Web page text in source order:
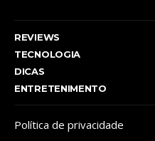
REVIEWS
TECNOLOGIA
DICAS
ENTRETENIMENTO
Política de privacidade